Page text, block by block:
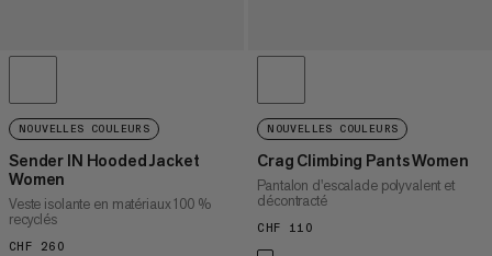
NOUVELLES COULEURS
Sender IN Hooded Jacket
Women
Veste isolante en matériaux 100 %
recyclés
CHF 260
NOUVELLES COULEURS
Crag Climbing Pants Women
Pantalon d'escalade polyvalent et
décontracté
CHF 110